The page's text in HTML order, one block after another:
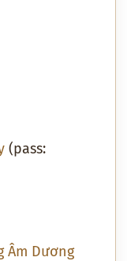
(pass:
Âm Dương